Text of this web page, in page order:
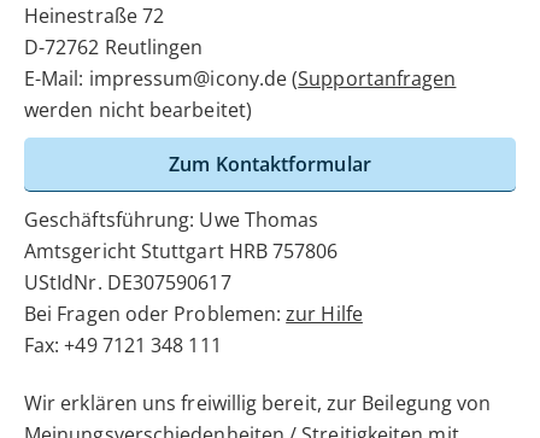
Heinestraße 72
D-72762 Reutlingen
E-Mail: impressum@icony.de (Supportanfragen
werden nicht bearbeitet)
Zum Kontaktformular
Geschäftsführung: Uwe Thomas
Amtsgericht Stuttgart HRB 757806
UStIdNr. DE307590617
Bei Fragen oder Problemen:zur Hilfe
Fax: +49 7121 348 111
Wir erklären uns freiwillig bereit, zur Beilegung von